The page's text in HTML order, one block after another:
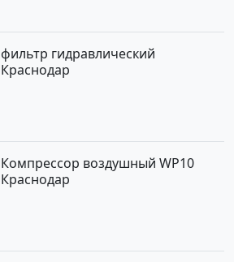
фильтр гидравлический
Краснодар
Компрессор воздушный WP10
Краснодар